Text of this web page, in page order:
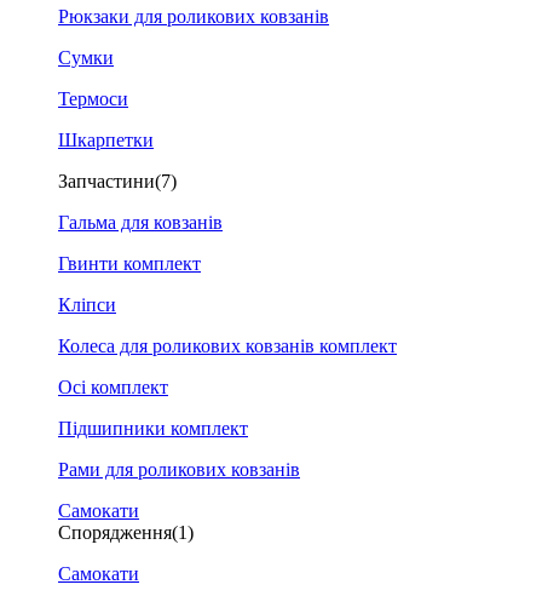
Рюкзаки для роликових ковзанів
Сумки
Термоси
Шкарпетки
Запчастини(7)
Гальма для ковзанів
Гвинти комплект
Кліпси
Колеса для роликових ковзанів комплект
Осі комплект
Підшипники комплект
Рами для роликових ковзанів
Самокати
Спорядження(1)
Самокати